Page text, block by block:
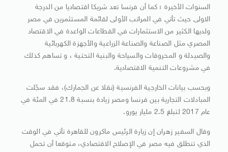
السنوات الأخيرة ؛ كما أن فرنسا تعد شريكا اقتصاديا من الدرجة
الاولى حيث تأتي في المراتب الأولى لقائمة المستثمرين في مصر
ولديها الكثير من الاستثمارات في القطاعات الواعدة في الاقتصاد
المصري مثل الصناعة والصناعة الزراعية والأجهزة الكهربائية
والصيدلة و المحروقات والسياحة والبنية التحتية ، و تساهم كذلك
في مشروعات التنمية الاقتصادية.
وبحسب بيانات الخارجية الفرنسية (نقلا عن الجمارك)، فقد سجّلت
المبادلات التجارية بين فرنسا ومصر زيادة بنسبة 21.8 في المئة في
عام 2017 لتبلغ 2.5 مليار يورو.
وقال السفير زهران إن زيارة الرئيس ماكرون للقاهرة تأتي في الوقت
الذي تنطلق فيه مصر في الإصلاح الاقتصادي، متوقعا أن تحمل